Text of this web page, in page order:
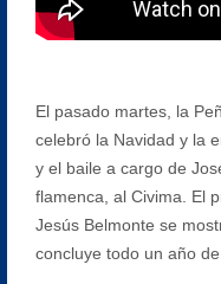
El pasado martes, la
celebró la Navidad y la
y el baile a cargo de
flamenca, al Civima. El
Jesús Belmonte se
concluye todo un año de